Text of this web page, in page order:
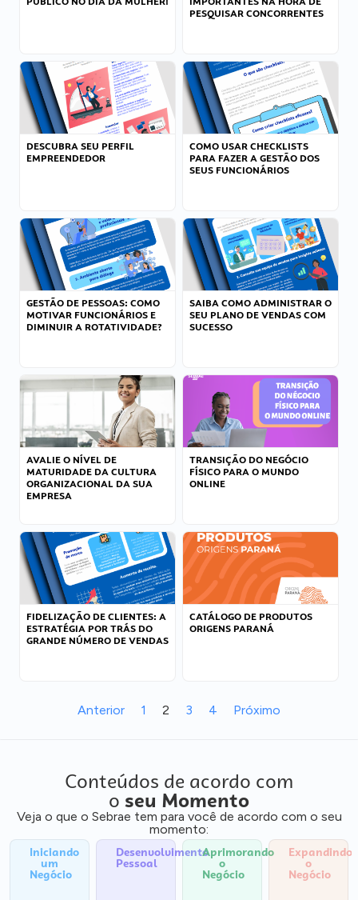
PESQUISAR CONCORRENTES
DESCUBRA SEU PERFIL
EMPREENDEDOR
COMO USAR CHECKLISTS
PARA FAZER A GESTÃO DOS
SEUS FUNCIONÁRIOS
GESTÃO DE PESSOAS: COMO
MOTIVAR FUNCIONÁRIOS E
DIMINUIR A ROTATIVIDADE?
SAIBA COMO ADMINISTRAR O
SEU PLANO DE VENDAS COM
SUCESSO
AVALIE O NÍVEL DE
MATURIDADE DA CULTURA
ORGANIZACIONAL DA SUA
EMPRESA
TRANSIÇÃO DO NEGÓCIO
FÍSICO PARA O MUNDO
ONLINE
FIDELIZAÇÃO DE CLIENTES: A
ESTRATÉGIA POR TRÁS DO
GRANDE NÚMERO DE VENDAS
CATÁLOGO DE PRODUTOS
ORIGENS PARANÁ
Anterior 1 2 3 4 Próximo
Conteúdos de acordo com
o seu Momento
Veja o que o Sebrae tem para você de acordo com o seu
momento:
Iniciando
um
Negócio
Desenvolvimento
Pessoal
Aprimorando
o
Negócio
Expandindo
o
Negócio